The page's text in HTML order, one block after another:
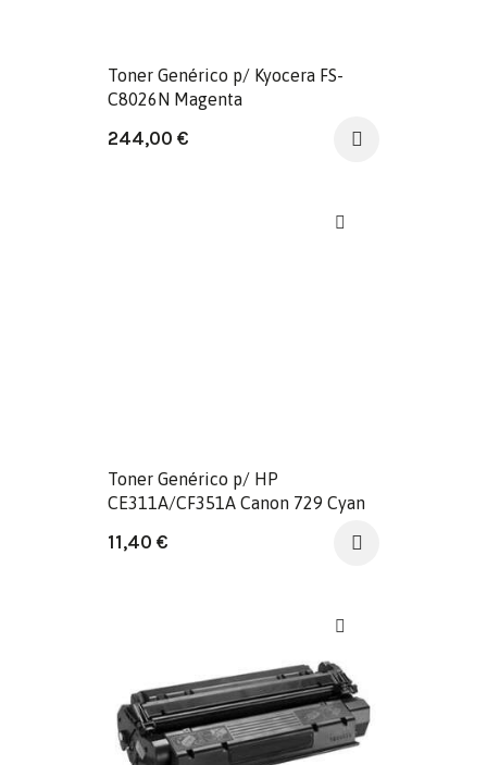
Toner Genérico p/ Kyocera FS-
C8026N Magenta
244,00 €
Toner Genérico p/ HP
CE311A/CF351A Canon 729 Cyan
11,40 €